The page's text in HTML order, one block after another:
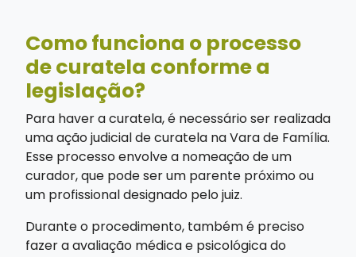
Como funciona o processo
de curatela conforme a
legislação?
Para haver a curatela, é necessário ser realizada
uma ação judicial de curatela na Vara de Família.
Esse processo envolve a nomeação de um
curador, que pode ser um parente próximo ou
um profissional designado pelo juiz.
Durante o procedimento, também é preciso
fazer a avaliação médica e psicológica do